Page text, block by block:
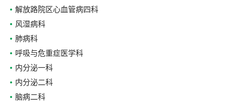
解放路院区心血管病四科
风湿病科
肺病科
呼吸与危重症医学科
内分泌一科
内分泌二科
脑病二科